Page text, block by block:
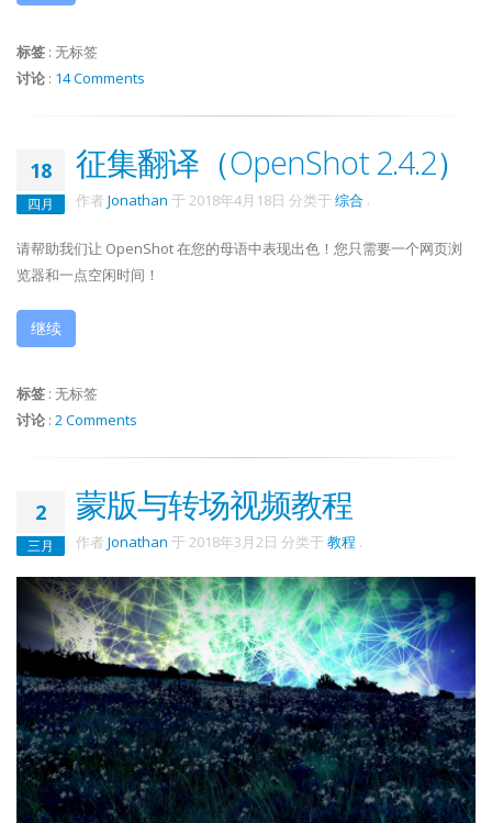
标签 : 无标签
讨论 : 14 Comments
18
四月
征集翻译（OpenShot 2.4.2）
作者 Jonathan 于 2018年4月18日 分类于 综合 .
请帮助我们让 OpenShot 在您的母语中表现出色！您只需要一个网页浏
览器和一点空闲时间！
继续
标签 : 无标签
讨论 : 2 Comments
2
三月
蒙版与转场视频教程
作者 Jonathan 于 2018年3月2日 分类于 教程 .